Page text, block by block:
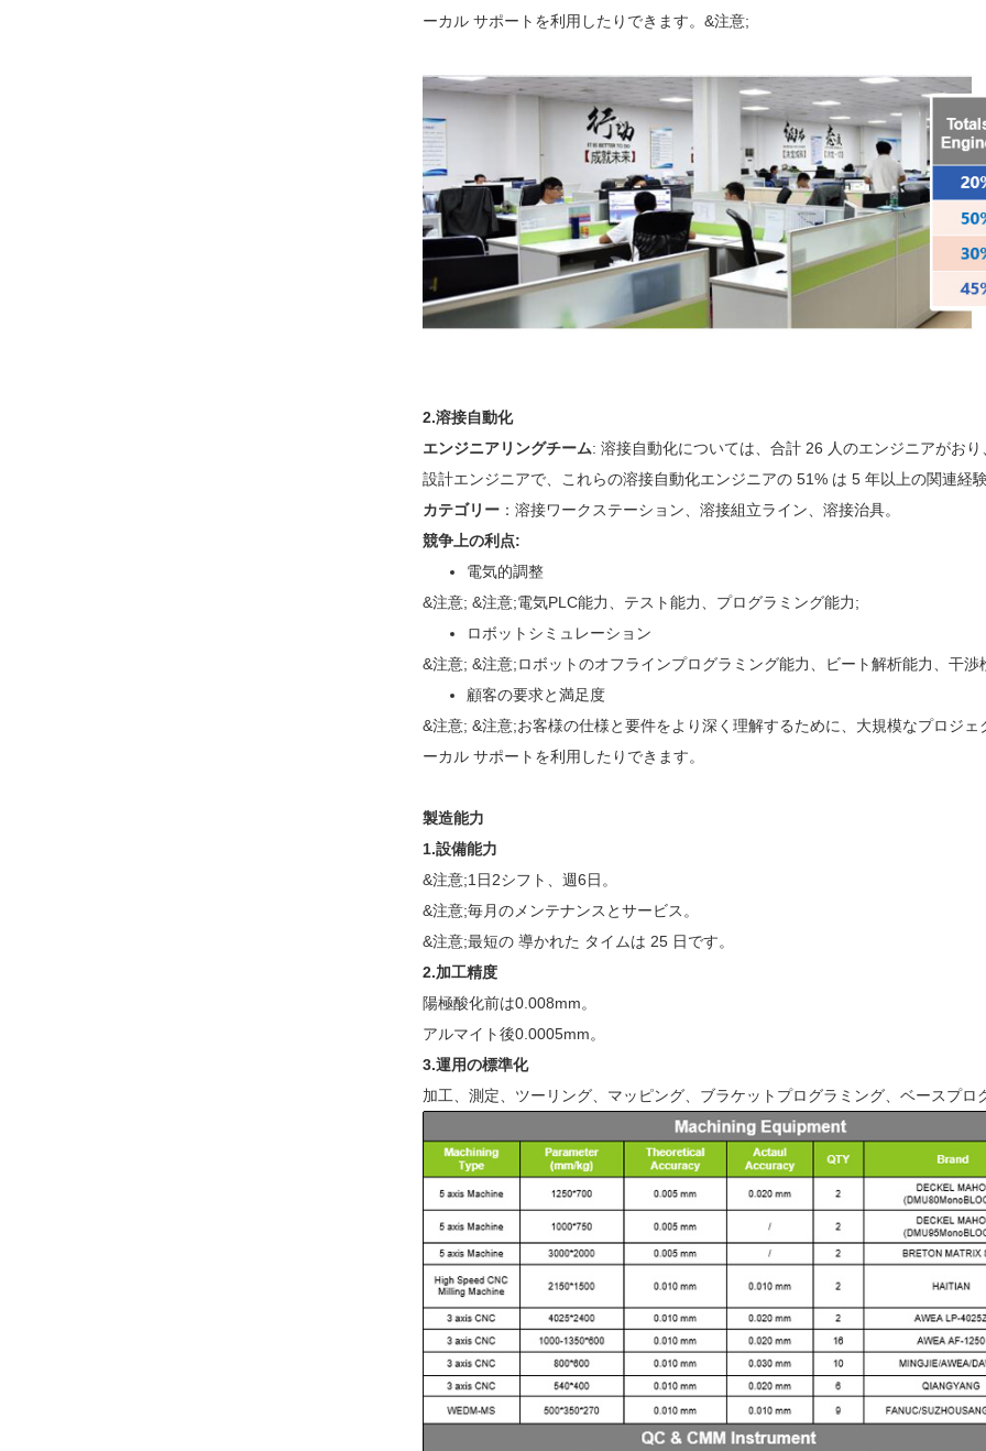
ーカル サポートを利用したりできます。&注意;
2.溶接自動化
エンジニアリングチーム: 溶接自動化については、合計 26 人のエンジニアがお
設計エンジニアで、これらの溶接自動化エンジニアの 51% は 5 年以上の関連経
カテゴリー ：溶接ワークステーション、溶接組立ライン、溶接治具。
競争上の利点:
電気的調整
&注意; &注意;電気PLC能力、テスト能力、プログラミング能力;
ロボットシミュレーション
&注意; &注意;ロボットのオフラインプログラミング能力、ビート解析能力、干渉
顧客の要求と満足度
&注意; &注意;お客様の仕様と要件をより深く理解するために、大規模なプロジ
ーカル サポートを利用したりできます。
製造能力
1.設備能力
&注意;1日2シフト、週6日。
&注意;毎月のメンテナンスとサービス。
&注意;最短の 導かれた タイムは 25 日です。
2.加工精度
陽極酸化前は0.008mm。
アルマイト後0.0005mm。
3.運用の標準化
加工、測定、ツーリング、マッピング、ブラケットプログラミング、ベースプ